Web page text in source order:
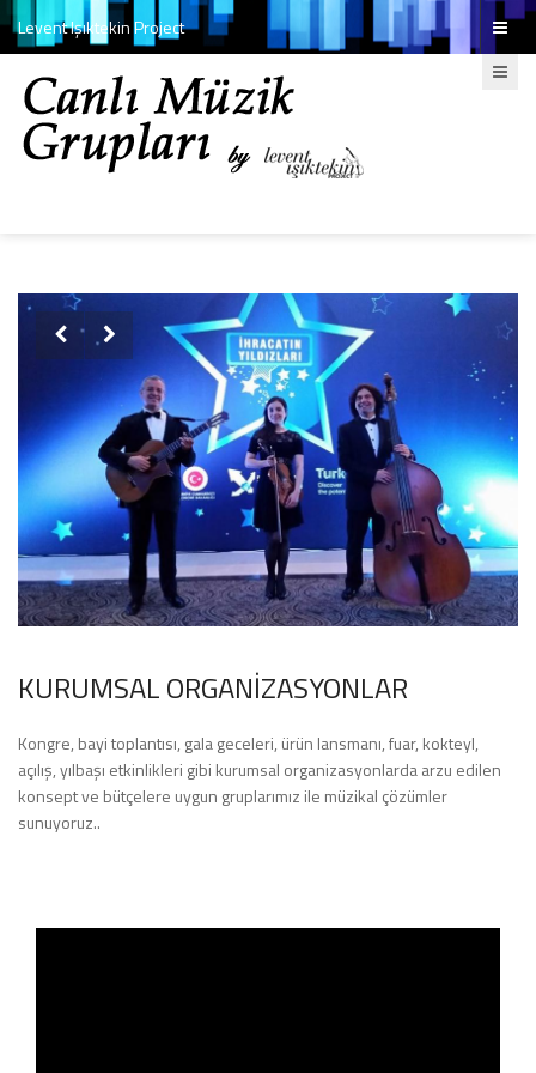
Levent Işıktekin Project
 
KURUMSAL ORGANİZASYONLAR
Kongre, bayi toplantısı, gala geceleri, ürün lansmanı, fuar, kokteyl,
açılış, yılbaşı etkinlikleri gibi kurumsal organizasyonlarda arzu edilen
konsept ve bütçelere uygun gruplarımız ile müzikal çözümler
sunuyoruz..